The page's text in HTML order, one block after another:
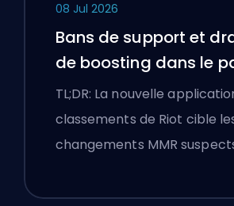
08 Jul 2026
Bans de support et
de boosting dans le
25.18 de League of
TL;DR: La nouvelle
classements de Riot cible
changements MMR